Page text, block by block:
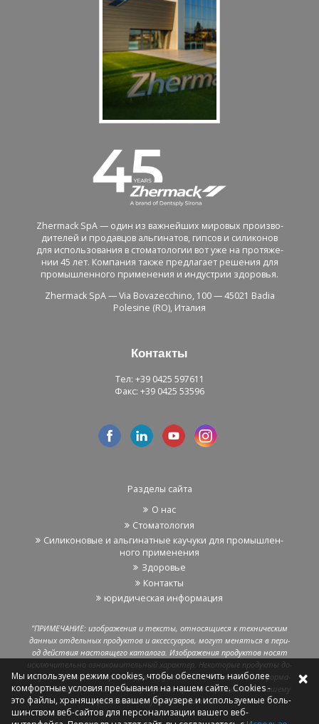
Zhermack SpA — один из важ­ней­ших ми­ро­вых про­из­во­
ди­те­лей и про­дав­цов аль­ги­на­тов, гип­сов и си­ли­ко­нов
для ис­поль­зо­ва­ния в сто­ма­то­ло­гии вот уже на про­тя­же­
нии 45 лет. Ком­па­ния также пред­ла­га­ет ре­ше­ния для
про­мыш­лен­но­го при­ме­не­ния и ин­ду­стрии здо­ро­вья.
Zhermack SpA — Via Bovazecchino, 100 — 45021 Badia
Polesine (RO), Ита­лия
Кон­так­ты
Тел: +39 0425 597611
Факс: +39 0425 53596
Раз­де­лы сайта
О нас
Сто­ма­то­ло­гия
Си­ли­ко­но­вые и аль­ги­нат­ные ка­у­чу­ки для про­мыш­лен­
но­го при­ме­не­ния
Здо­ро­вье
Кон­так­ты
юри­ди­че­ская ин­фор­ма­ция
"ПРИ­МЕ­ЧА­НИЕ: изоб­ра­же­ния и тек­сты, от­но­ся­щи­е­ся к тех­ни­че­ским
дан­ных от­дель­ных про­дук­тов и ак­сес­су­а­ров, могут ме­нять­ся в пе­ри­
од дей­ствия на­сто­я­ще­го ка­та­ло­га. Изоб­ра­же­ния про­дук­тов носят
ис­клю­чи­тель­но озна­ко­ми­тель­ный ха­рак­тер. Неко­то­рые про­дук­ты до­
ступ­ны не во всех стра­нах. Для по­лу­че­ния до­пол­ни­тель­ной ин­фор­ма­
ции о на­ли­чии тех или иных про­дук­тов про­сим об­ра­щать­ся к ва­ше­му
ре­ги­о­наль­но­му пред­ста­ви­те­лю."
×
Мы ис­поль­зу­ем режим cookies, чтобы обес­пе­чить наи­бо­лее
ком­форт­ные усло­вия пре­бы­ва­ния на нашем сайте. Cookies -
это файлы, хра­ня­щи­е­ся в вашем бра­у­зе­ре и ис­поль­зу­е­мые боль­
шин­ством веб-​сайтов для пер­со­на­ли­за­ции ва­ше­го веб-​